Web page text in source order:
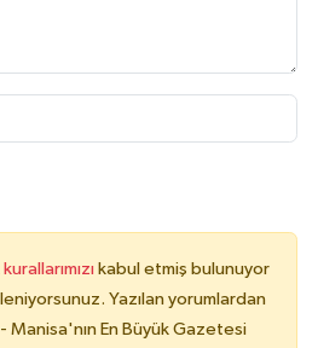
kabul etmiş bulunuyor
Yazılan yorumlardan
Manisa'nın En Büyük Gazetesi